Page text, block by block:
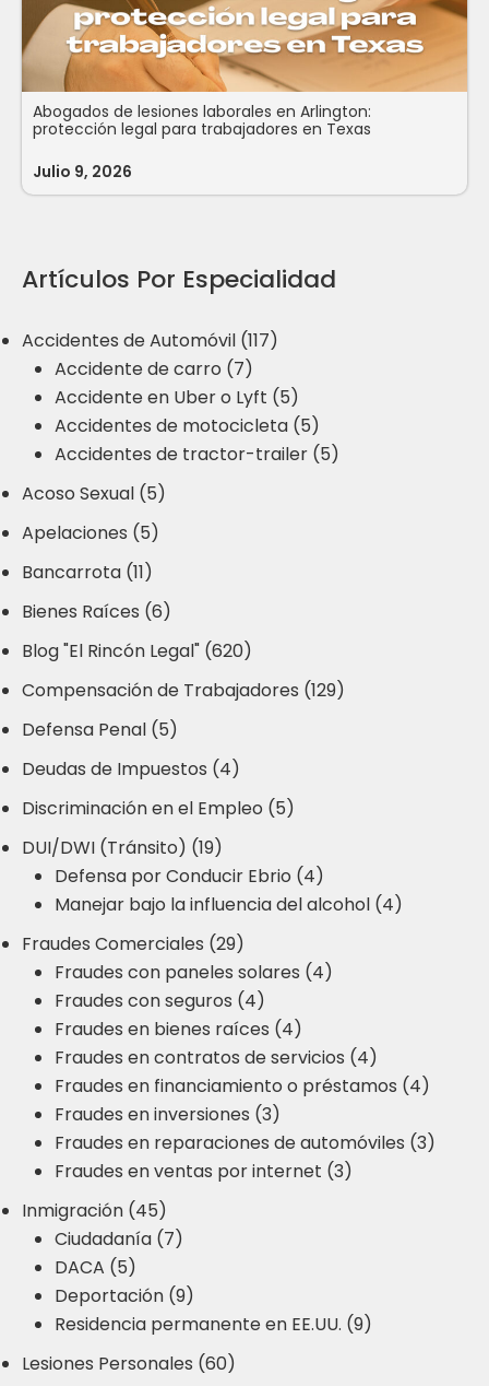
Abogados de lesiones laborales en Arlington:
protección legal para trabajadores en Texas
Julio 9, 2026
Artículos Por Especialidad
Accidentes de Automóvil (117)
Accidente de carro (7)
Accidente en Uber o Lyft (5)
Accidentes de motocicleta (5)
Accidentes de tractor-trailer (5)
Acoso Sexual (5)
Apelaciones (5)
Bancarrota (11)
Bienes Raíces (6)
Blog "El Rincón Legal" (620)
Compensación de Trabajadores (129)
Defensa Penal (5)
Deudas de Impuestos (4)
Discriminación en el Empleo (5)
DUI/DWI (Tránsito) (19)
Defensa por Conducir Ebrio (4)
Manejar bajo la influencia del alcohol (4)
Fraudes Comerciales (29)
Fraudes con paneles solares (4)
Fraudes con seguros (4)
Fraudes en bienes raíces (4)
Fraudes en contratos de servicios (4)
Fraudes en financiamiento o préstamos (4)
Fraudes en inversiones (3)
Fraudes en reparaciones de automóviles (3)
Fraudes en ventas por internet (3)
Inmigración (45)
Ciudadanía (7)
DACA (5)
Deportación (9)
Residencia permanente en EE.UU. (9)
Lesiones Personales (60)